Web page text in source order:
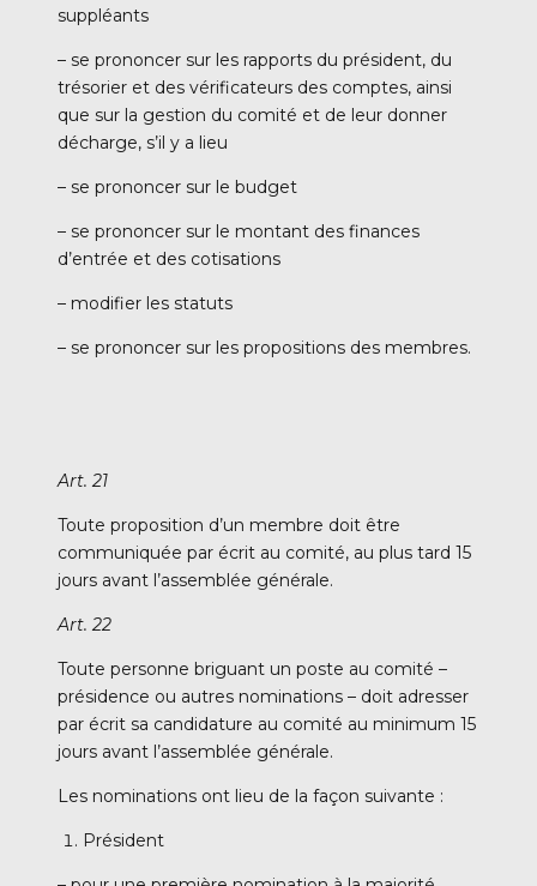
suppléants
– se prononcer sur les rapports du président, du
trésorier et des vérificateurs des comptes, ainsi
que sur la gestion du comité et de leur donner
décharge, s’il y a lieu
– se prononcer sur le budget
– se prononcer sur le montant des finances
d’entrée et des cotisations
– modifier les statuts
– se prononcer sur les propositions des membres.
Art. 21
Toute proposition d’un membre doit être
communiquée par écrit au comité, au plus tard 15
jours avant l’assemblée générale.
Art. 22
Toute personne briguant un poste au comité –
présidence ou autres nominations – doit adresser
par écrit sa candidature au comité au minimum 15
jours avant l’assemblée générale.
Les nominations ont lieu de la façon suivante :
Président